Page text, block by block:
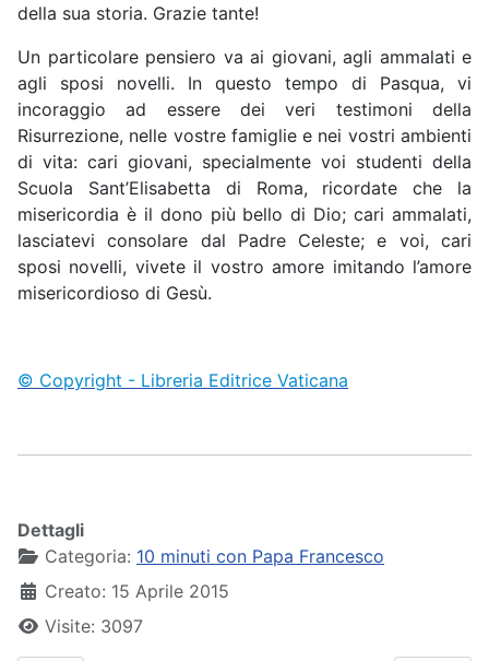
della sua storia. Grazie tante!
Un particolare pensiero va ai giovani, agli ammalati e
agli sposi novelli. In questo tempo di Pasqua, vi
incoraggio ad essere dei veri testimoni della
Risurrezione, nelle vostre famiglie e nei vostri ambienti
di vita: cari giovani, specialmente voi studenti della
Scuola Sant’Elisabetta di Roma, ricordate che la
misericordia è il dono più bello di Dio; cari ammalati,
lasciatevi consolare dal Padre Celeste; e voi, cari
sposi novelli, vivete il vostro amore imitando l’amore
misericordioso di Gesù.
© Copyright - Libreria Editrice Vaticana
Dettagli
Categoria: 10 minuti con Papa Francesco
Creato: 15 Aprile 2015
Visite: 3097